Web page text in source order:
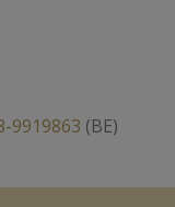
9919863 (BE)